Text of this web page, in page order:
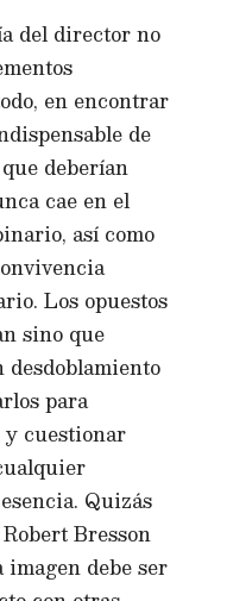
del director no
en encontrar
de
deberían
cae en el
así como
Los opuestos
sino que
desdoblamiento
para
y cuestionar
Quizás
Bresson
imagen debe ser